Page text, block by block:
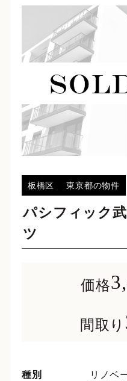
板橋区 東京都の物件
パシフィック
ツ
価格
間取り
種別
リノベ